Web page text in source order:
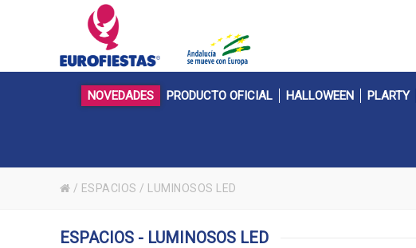
NOVEDADES PRODUCTO OFICIAL HALLOWEEN PLARTY
/ ESPACIOS / LUMINOSOS LED
ESPACIOS - LUMINOSOS LED